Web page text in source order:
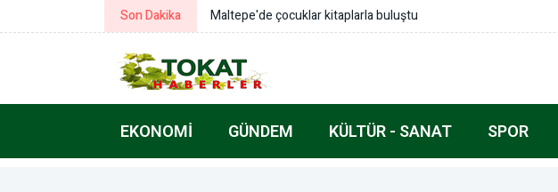
Son Dakika Maltepe'de çocuklar kitaplarla buluştu
EKONOMI GÜNDEM KÜLTÜR - SANAT SPOR